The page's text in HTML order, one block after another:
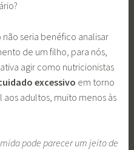
seria benéfico analisar
de um filho, para nós,
agir como nutricionistas
excessivo em torno
adultos, muito menos às
pode parecer um jeito de